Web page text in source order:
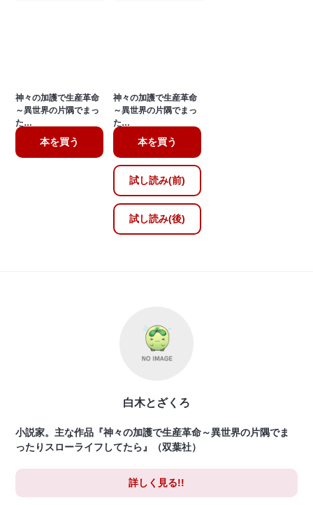
神々の加護で生産革命
～異世界の片隅でまっ
た…
本を買う
神々の加護で生産革命
～異世界の片隅でまっ
た…
本を買う
試し読み(前)
試し読み(後)
白木とざくろ
小説家。主な作品『神々の加護で生産革命～異世界の片隅でま
ったりスローライフしてたら』（双葉社）
詳しく見る!!